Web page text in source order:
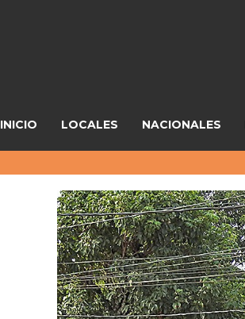
INICIO LOCALES NACIONALES